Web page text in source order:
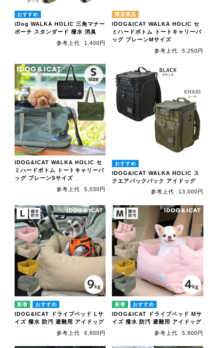
iDog WALKA HOLIC 三角マナー
ポーチ スタンダード 撥水 消臭
参考上代
1,400円
IDOG&ICAT WALKA HOLIC セ
ミハードボトム トートキャリーバ
ッグ プレーンMサイズ
参考上代
5,250円
IDOG&ICAT WALKA HOLIC セ
ミハードボトム トートキャリーバ
ッグ プレーンSサイズ
参考上代
5,030円
IDOG&ICAT WALKA HOLIC ス
クエアバックパック アイドッグ
参考上代
13,000円
IDOG&ICAT ドライブベッド Lサ
イズ 撥水 防汚 避難用 アイドッグ
参考上代
6,800円
IDOG&ICAT ドライブベッド Mサ
イズ 撥水 防汚 避難用 アイドッグ
参考上代
5,800円